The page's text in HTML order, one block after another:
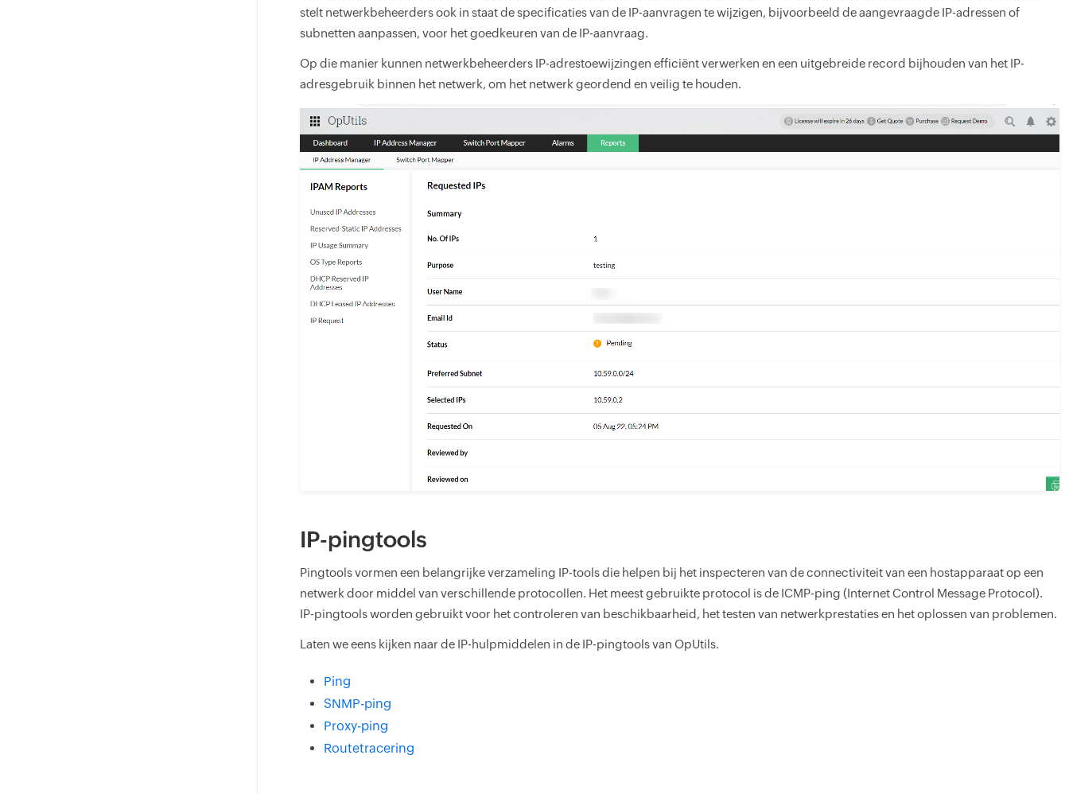
stelt netwerkbeheerders ook in staat de specificaties van de IP-aanvragen te wijzigen, bijvoorbeeld de aangevraagde IP-adressen of
subnetten aanpassen, voor het goedkeuren van de IP-aanvraag.
Op die manier kunnen netwerkbeheerders IP-adrestoewijzingen efficiënt verwerken en een uitgebreide record bijhouden van het IP-
adresgebruik binnen het netwerk, om het netwerk geordend en veilig te houden.
IP-pingtools
Pingtools vormen een belangrijke verzameling IP-tools die helpen bij het inspecteren van de connectiviteit van een hostapparaat op een
netwerk door middel van verschillende protocollen. Het meest gebruikte protocol is de ICMP-ping (Internet Control Message Protocol).
IP-pingtools worden gebruikt voor het controleren van beschikbaarheid, het testen van netwerkprestaties en het oplossen van problemen.
Laten we eens kijken naar de IP-hulpmiddelen in de IP-pingtools van OpUtils.
Ping
SNMP-ping
Proxy-ping
Routetracering